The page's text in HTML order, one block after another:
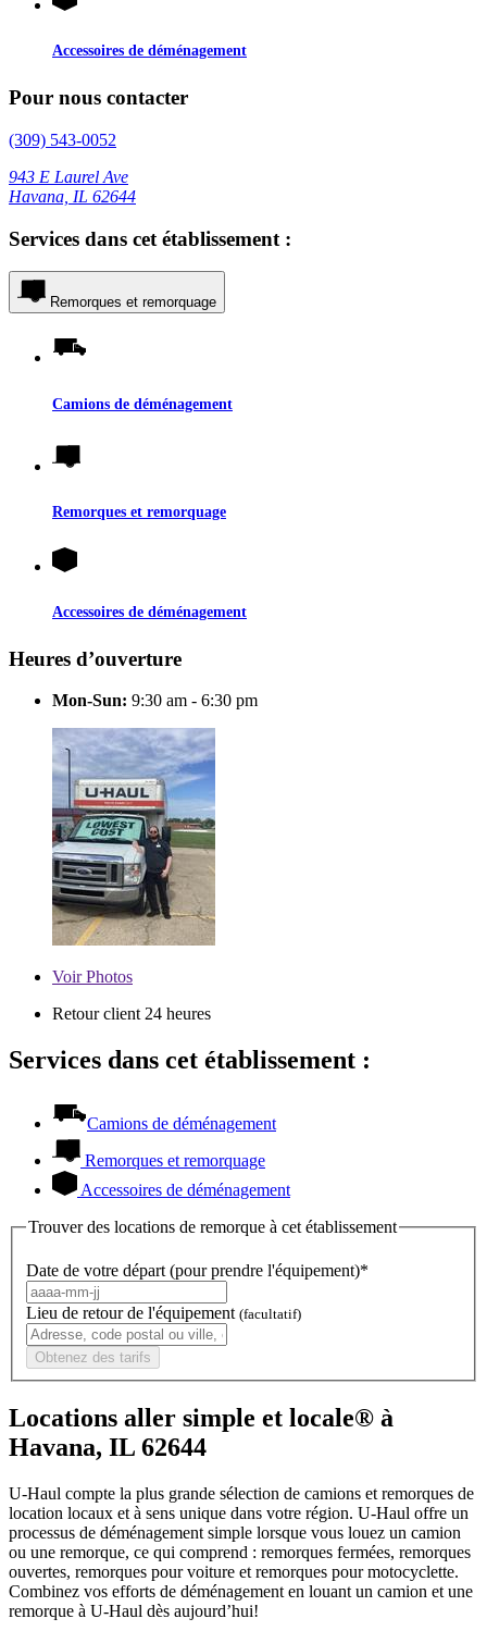
Accessoires de déménagement
Pour nous contacter
(309) 543-0052
943 E Laurel Ave
Havana, IL 62644
Services dans cet établissement :
Remorques et remorquage
Camions de déménagement
Remorques et remorquage
Accessoires de déménagement
Heures d’ouverture
Mon-Sun: 9:30 am - 6:30 pm
VoirPhotos
Retour client 24 heures
Services dans cet établissement :
Camions de déménagement
Remorques et remorquage
Accessoires de déménagement
Trouver des locations de remorque à cet établissement
Date de votre départ (pour prendre l'équipement)*
Lieu de retour de l'équipement (facultatif)
Obtenez des tarifs
Locations aller simple et locale® à
Havana, IL 62644
U-Haul compte la plus grande sélection de camions et remorques de
location locaux et à sens unique dans votre région. U-Haul offre un
processus de déménagement simple lorsque vous louez un camion
ou une remorque, ce qui comprend : remorques fermées, remorques
ouvertes, remorques pour voiture et remorques pour motocyclette.
Combinez vos efforts de déménagement en louant un camion et une
remorque à U-Haul dès aujourd’hui!